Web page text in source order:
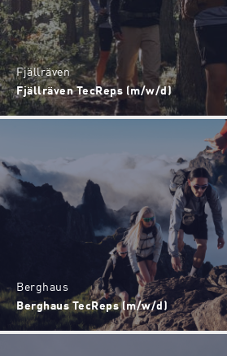
Fjällräven
Fjällräven TecReps (m/w/d)
Berghaus
Berghaus TecReps (m/w/d)